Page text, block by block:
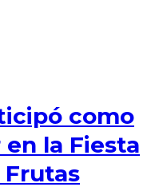
como
la Fiesta
Frutas